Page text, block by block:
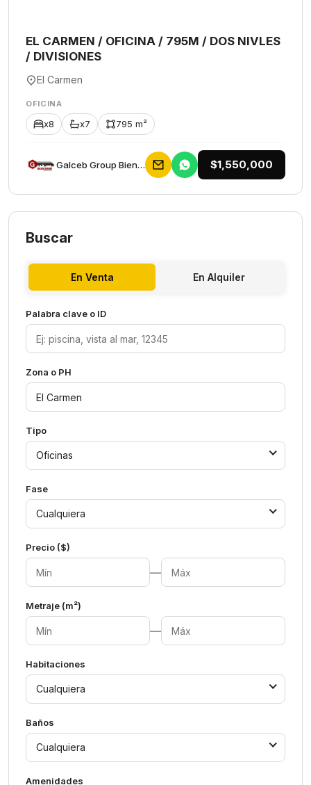
EL CARMEN / OFICINA / 795M / DOS NIVLES
/ DIVISIONES
El Carmen
OFICINA
x8 x7 795 m²
Galceb Group Bienes Raices $1,550,000
Buscar
En Venta En Alquiler
Palabra clave o ID
Zona o PH
Tipo
Oficinas
Fase
Cualquiera
Precio ($)
—
Metraje (m²)
—
Habitaciones
Cualquiera
Baños
Cualquiera
Amenidades